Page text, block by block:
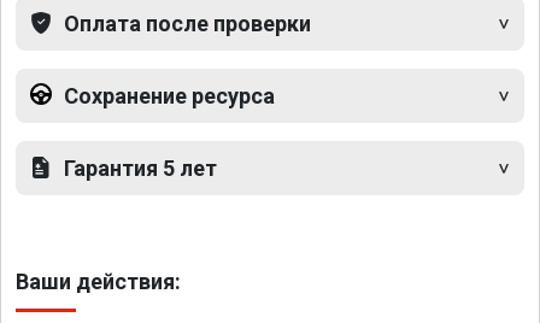
Оплата после проверки
Сохранение ресурса
Гарантия 5 лет
Ваши действия: